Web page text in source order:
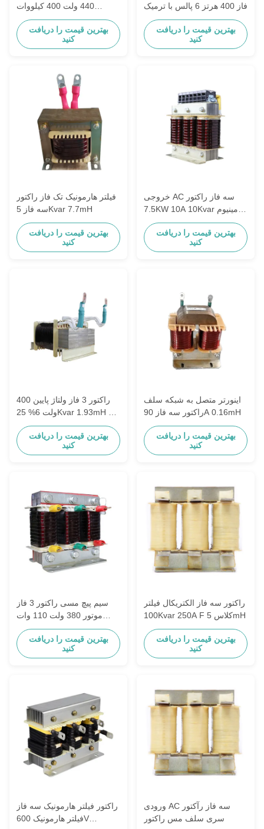
440 ولت 400 کیلووات
هیدروژناسیون مایکروویو
بهترین قیمت را دریافت
کنید
فاز 400 هرتز 6 پالس با ترمیک
بهترین قیمت را دریافت
کنید
فیلتر هارمونیک تک فاز راکتور
سه فاز 5Kvar 7.7mH
بهترین قیمت را دریافت
کنید
خروجی AC سه فاز راکتور
7.5KW 10A 10Kvar آلومینیوم
مس
بهترین قیمت را دریافت
کنید
راکتور 3 فاز ولتاژ پایین 400
ولت 6% 25Kvar 1.93mH 1A
تا 2000A
بهترین قیمت را دریافت
کنید
اینورتر متصل به شبکه سلف
راکتور سه فاز 90A 0.16mH
بهترین قیمت را دریافت
کنید
سیم پیچ مسی راکتور 3 فاز
موتور 380 ولت 110 وات
12.5Kvar 3.08mH
بهترین قیمت را دریافت
کنید
راکتور سه فاز الکتریکال فیلتر
100Kvar 250A F کلاس 5mH
بهترین قیمت را دریافت
کنید
راکتور فیلتر هارمونیک سه فاز
فیلتر هارمونیک 600V
ورودی AC سه فاز رآکتور
سری سلف مس راکتور